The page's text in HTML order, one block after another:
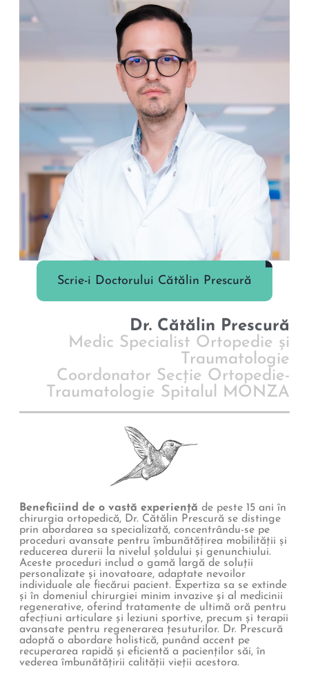
Dr. Cătălin Prescură
Medic Specialist Ortopedie și
Traumatologie
Coordonator Secție Ortopedie-
Traumatologie Spitalul MONZA
Beneficiind de o vastă experiență de peste 15 ani în
chirurgia ortopedică, Dr. Cătălin Prescură se distinge
prin abordarea sa specializată, concentrându-se pe
proceduri avansate pentru îmbunătățirea mobilității și
reducerea durerii la nivelul șoldului și genunchiului.
Aceste proceduri includ o gamă largă de soluții
personalizate și inovatoare, adaptate nevoilor
individuale ale fiecărui pacient. Expertiza sa se extinde
și în domeniul chirurgiei minim invazive și al medicinii
regenerative, oferind tratamente de ultimă oră pentru
afecțiuni articulare și leziuni sportive, precum și terapii
avansate pentru regenerarea țesuturilor. Dr. Prescură
adoptă o abordare holistică, punând accent pe
recuperarea rapidă și eficientă a pacienților săi, în
vederea îmbunătățirii calității vieții acestora.
Scrie-i Doctorului Cătălin Prescură